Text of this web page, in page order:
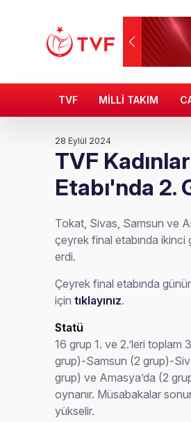
TVF MİLLİ TAKIM
28 Eylül 2024
TVF
Etabı'nda 2.
Tokat, Sivas, Samsun ve
çeyrek final etabında ikinci
erdi.
Çeyrek final etabında
içintıklayınız.
Statü
16 grup 1. ve 2.’leri toplam
grup)-Samsun (2 grup)-
grup) ve Amasya’da (2
oynanır. Müsabakalar
yükselir.